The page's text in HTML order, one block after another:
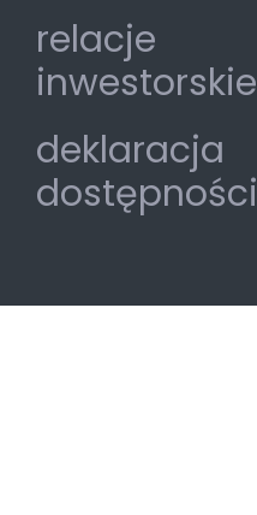
relacje
inwestorskie
deklaracja
dostępności